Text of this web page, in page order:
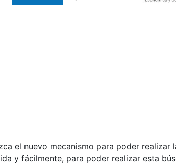
el nuevo mecanismo para poder realizar
y fácilmente, para poder realizar esta